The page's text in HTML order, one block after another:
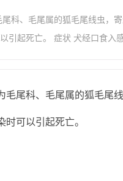
科、毛尾属的狐毛尾线虫，
引起死亡。 症状 犬经口食入
尾科、毛尾属的狐毛尾线
可以引起死亡。